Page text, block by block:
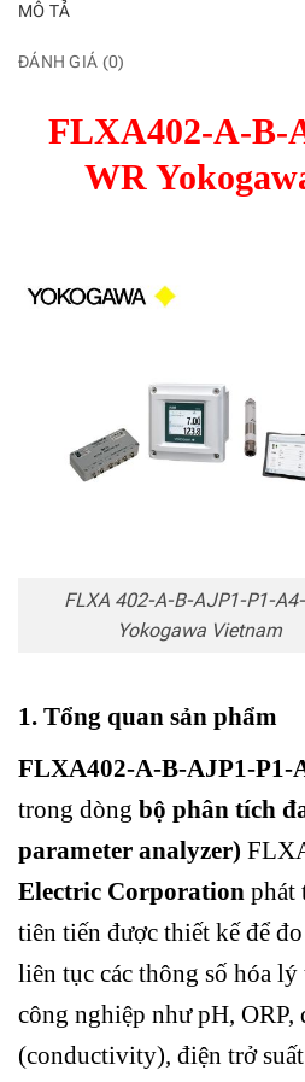
MÔ TẢ
ĐÁNH GIÁ (0)
FLXA402-A-B-
WR
FLXA 402-A-B-AJP1-P1-
Yokogawa Vietnam
1. Tổng quan sản phẩm
FLXA402-A-B-AJP1-P1-
trong dòng bộ phân tích
parameter analyzer)
Electric Corporation phát
tiên tiến được thiết kế để
liên tục các thông số hóa
công nghiệp như pH, ORP,
(conductivity), điện trở